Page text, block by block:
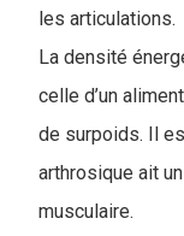
les articulations.
La densité
celle d’un
de surpoids. Il
arthrosique ait
musculaire.